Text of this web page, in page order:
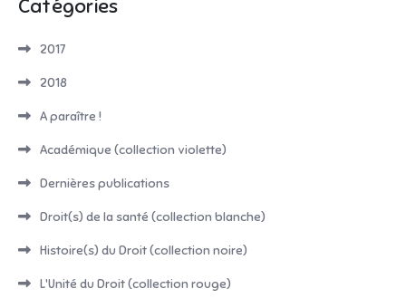
Catégories
2017
2018
A paraître !
Académique (collection violette)
Dernières publications
Droit(s) de la santé (collection blanche)
Histoire(s) du Droit (collection noire)
L'Unité du Droit (collection rouge)